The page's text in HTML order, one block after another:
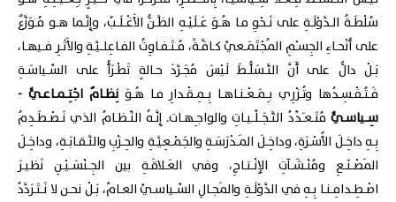
سُلْطَـةُ الـدَّوْلَـةِ على نَـحْوِ مـا هُـوَ عَـلَيْـهِ الظَّـنُّ الأَغْـلَـبُ، وإِنَّـما هـو مُـوَزَّعٌ
على أَنْحـاءِ الجِسـْمِ المُجْتَمَـعيِّ كـافَّـةً، مُـتَـفـاوِتُ الفـاعِلـيَّـةِ والأَثَـرِ فـيهـا،
بَـلْ دالٌّ على أَنَّ التَّـسَلُّـطَ لَيْسَ مُجَـرَّدَ حـالةٍ تَطْـرَأُ على السِّـياسَـةِ
فَـتُـفْـسِـدُها وتُـزْرِي بـِمَـعْـنـاهـا بِـمِـقْـدارِ مـا هُـوَنِظـامٌ اجْتِـمـاعـيٌّ -
سِـياسـيٌّ مُتَـعـَدِّدُ التَّـجَـلِّـيـاتِ والواجـِهـات. إِنَّـهُ النِّـظـامُ الذي نَـصْـطَـدِمُ
بِـهِ داخِـلَ الأُسْـرَةِ، وداخِـلَ المَـدْرَسَـةِ والجَمْـعِيَّـةِ والحِـزْبِ والنَّـقـابَـةِ، وداخِـلَ
المَصْـنَـعِ ومُنْـشَـآتِ الإِنْـتـاجِ، وفي العَـلاقَـةِ بين الجِـنْسَـيْـنِ نَظيـرَ
اصْـطِـدامِـنـا بِـهِ في الدَّوْلَـةِ والمَجـالِ السِّـياسـيِّ العـامِّ، بَـلْ نحـن لا نَـتَـرَدَّدُ